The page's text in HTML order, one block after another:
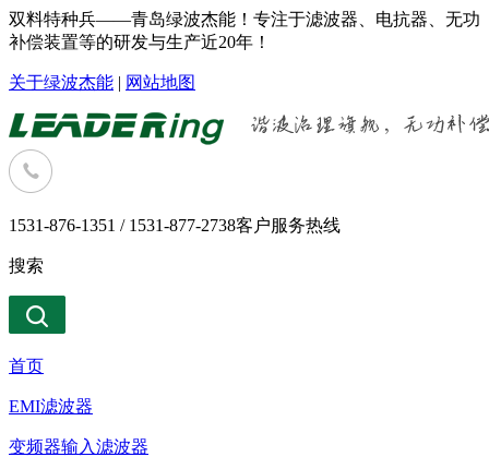
双料特种兵——青岛绿波杰能！专注于滤波器、电抗器、无功
补偿装置等的研发与生产近20年！
关于绿波杰能 | 网站地图
1531-876-1351 / 1531-877-2738客户服务热线
搜索
首页
EMI滤波器
变频器输入滤波器